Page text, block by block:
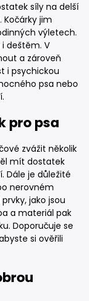
síly na delší
jim
výletech.
deštěm. V
a zároveň
i psychickou
psa nebo
pro psa
zvážit několik
mít dostatek
Dále je důležité
nerovném
jako jsou
a materiál pak
Doporučuje se
si ověřili